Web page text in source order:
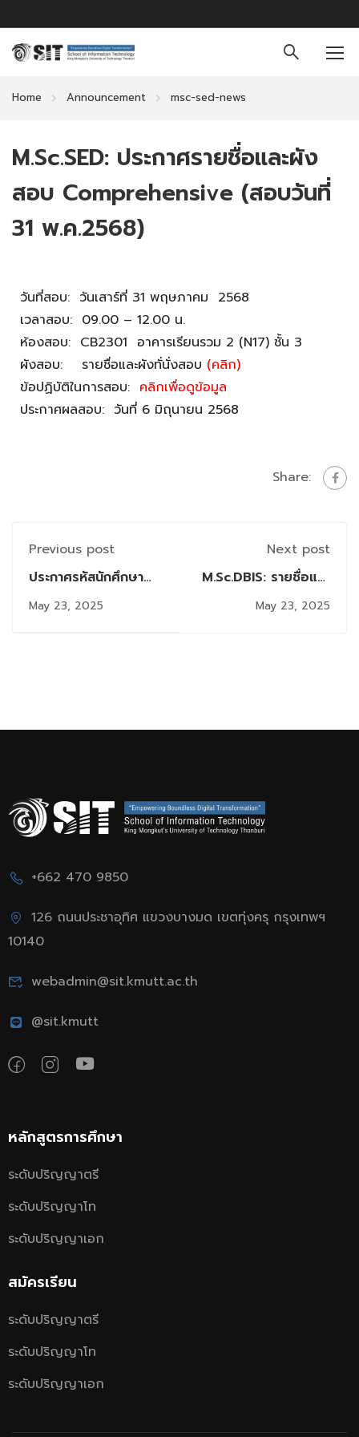
Home Announcement msc-sed-news
M.Sc.SED: ประกาศรายชื่อและผัง
สอบ Comprehensive (สอบวันที่
31 พ.ค.2568)
วันที่สอบ: วันเสาร์ที่ 31 พฤษภาคม 2568
เวลาสอบ: 09.00 – 12.00 น.
ห้องสอบ: CB2301 อาคารเรียนรวม 2 (N17) ชั้น 3
ผังสอบ: รายชื่อและผังทั่นั่งสอบ (คลิก)
ข้อปฏิบัติในการสอบ: คลิกเพื่อดูข้อมูล
ประกาศผลสอบ: วันที่ 6 มิถุนายน 2568
Share:
Previous post
ประกาศรหัสนักศึกษา
และผังสอบ
Comprehensive
May 23, 2025
Next post
M.Sc.DBIS: รายชื่อและ
ผังสอบ
Comprehensive (วัน
May 23, 2025
+662 470 9850
126 ถนนประชาอุทิศ แขวงบางมด เขตทุ่งครุ กรุงเทพฯ
10140
webadmin@sit.kmutt.ac.th
@sit.kmutt
หลักสูตรการศึกษา
ระดับปริญญาตรี
ระดับปริญญาโท
ระดับปริญญาเอก
สมัครเรียน
ระดับปริญญาตรี
ระดับปริญญาโท
ระดับปริญญาเอก